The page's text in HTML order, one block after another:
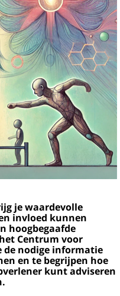
je waardevolle
invloed kunnen
hoogbegaafde
Centrum voor
de nodige informatie
en te begrijpen hoe
kunt adviseren